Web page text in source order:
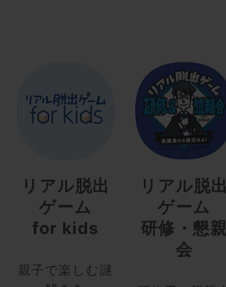
リアル脱出
ゲーム
for kids
親子で楽しむ謎
リアル脱
ゲーム
研修・懇
会